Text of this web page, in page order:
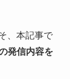
、本記事で
発信内容を